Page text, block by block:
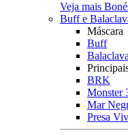
Veja mais
Buff e
Máscara
Buff
Balaclava
BRK
Monster
Mar
Presa